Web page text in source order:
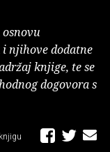
njihove dodatne
knjige, te se
dogovora s